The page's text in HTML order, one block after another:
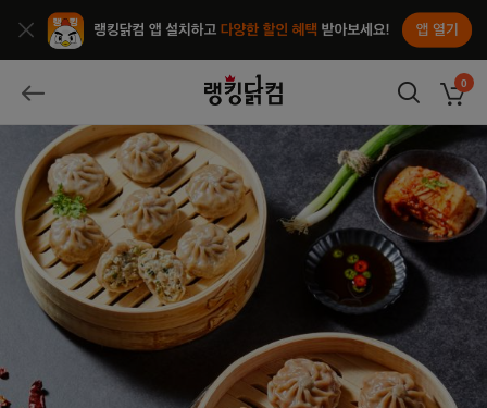
앱열기
종료
뒤로가기 랭킹닭컴 장바구
0